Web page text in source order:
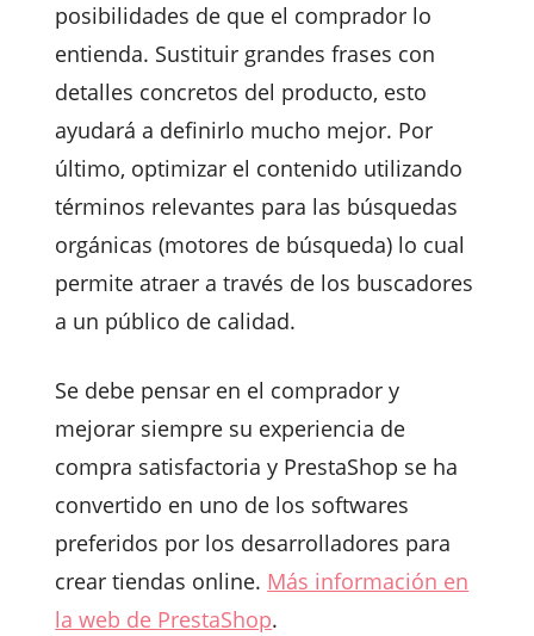
posibilidades de que el comprador lo
entienda. Sustituir grandes frases con
detalles concretos del producto, esto
ayudará a definirlo mucho mejor. Por
último, optimizar el contenido utilizando
términos relevantes para las búsquedas
orgánicas (motores de búsqueda) lo cual
permite atraer a través de los buscadores
a un público de calidad.
Se debe pensar en el comprador y
mejorar siempre su experiencia de
compra satisfactoria y PrestaShop se ha
convertido en uno de los softwares
preferidos por los desarrolladores para
crear tiendas online. Más información en
la web de PrestaShop.